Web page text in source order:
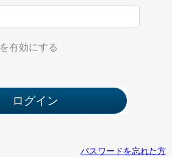
有効にする
パスワードを忘れた方